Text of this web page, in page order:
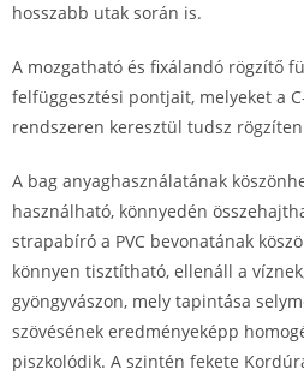
hosszabb utak során is.
A mozgatható és fixálandó rögzítő
felfüggesztési pontjait, melyeket a
rendszeren keresztül tudsz
A bag anyaghasználatának
használható, könnyedén
strapabíró a PVC bevonatának
könnyen tisztítható, ellenáll a
gyöngyvászon, mely tapintása
szövésének eredményeképp
piszkolódik. A szintén fekete